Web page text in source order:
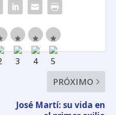
PRÓXIMO
José Martí: su vida en